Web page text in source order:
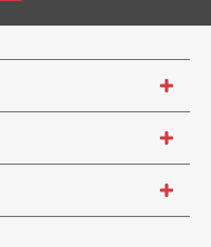
+
+
+